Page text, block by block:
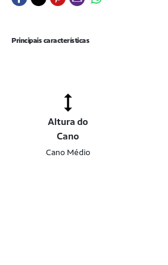
Principais características
Altura do
Cano
Cano Médio